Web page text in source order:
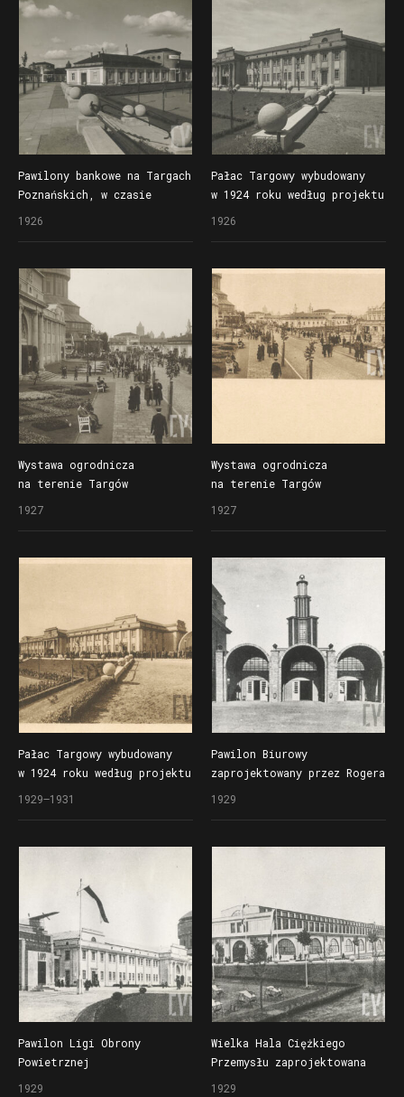
Pawilony bankowe na Targach
Poznańskich, w czasie
Powszechnej Wystawy
państwowe oraz biura
obsługi (w głębi)
1926
Pałac Targowy wybudowany
w 1924 roku według projektu
Stefana Cybichowskiego,
w budynku prezentowano
przemysł metalowy
1926
Wystawa ogrodnicza
na terenie Targów
Poznańskich w 1927 roku,
Górnośląska
1927
Wystawa ogrodnicza
na terenie Targów
Poznańskich w 1927 roku,
Administracyjny
z restauracją Belweder
1927
Pałac Targowy wybudowany
w 1924 roku według projektu
Stefana Cybichowskiego,
w budynku prezentowano
metalowego
1929–1931
Pawilon Biurowy
zaprojektowany przez Rogera
Sławskiego, przylegający
na Powszechnej Wystawie
1929
Pawilon Ligi Obrony
Powietrznej
i Przeciwgazowej (z lewej)
1929
Wielka Hala Ciężkiego
Przemysłu zaprojektowana
przez Rogera Sławskiego
1929